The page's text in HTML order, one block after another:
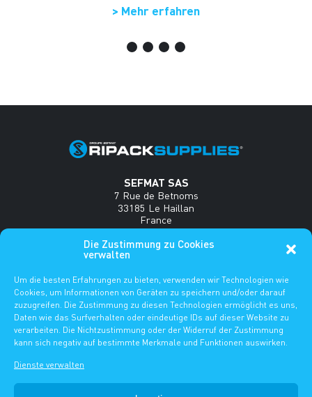
Die Zustimmung zu Cookies
verwalten
Um die besten Erfahrungen zu bieten, verwenden wir Technologien wie
Cookies, um Informationen von Geräten zu speichern und/oder darauf
zuzugreifen. Die Zustimmung zu diesen Technologien ermöglicht es uns,
Daten wie das Surfverhalten oder eindeutige IDs auf dieser Website zu
verarbeiten. Die Nichtzustimmung oder der Widerruf der Zustimmung
kann sich negativ auf bestimmte Merkmale und Funktionen auswirken.
Dienste verwalten
> Mehr erfahren
SEFMAT SAS
7 Rue de Betnoms
33185 Le Haillan
France
Tel : +33(0)5 56 34 35 18
www.sefmat.com
Häufig gestellte Fragen
ES DE FR EN
- DIE ZUSTIMMUNG VERWALTEN